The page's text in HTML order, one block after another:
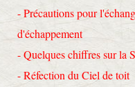
- Précautions pour
d'échappement
- Quelques chiffres sur la
- Réfection du Ciel de toit